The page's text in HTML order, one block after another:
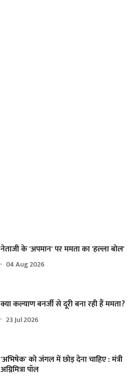
नेताजी के 'अपमान' पर ममता का 'हल्ला बोल'
04 Aug 2026
क्या कल्याण बनर्जी से दूरी बना रही हैं ममता?
23 Jul 2026
'अभिषेक' को जंगल में छोड़ देना चाहिए : मंत्री
अग्निमित्रा पॉल